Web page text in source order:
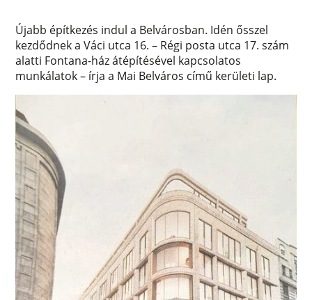
Újabb építkezés indul a Belvárosban. Idén ősszel
kezdődnek a Váci utca 16. – Régi posta utca 17. szám
alatti Fontana-ház átépítésével kapcsolatos
munkálatok – írja a Mai Belváros című kerületi lap.